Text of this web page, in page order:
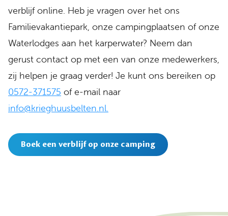
verblijf online. Heb je vragen over het ons
Familievakantiepark, onze campingplaatsen of onze
Waterlodges aan het karperwater? Neem dan
gerust contact op met een van onze medewerkers,
zij helpen je graag verder! Je kunt ons bereiken op
0572-371575 of e-mail naar
info@krieghuusbelten.nl.
Boek een verblijf op onze camping